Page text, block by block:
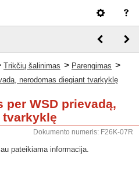
Trikčių šalinimas > Parengimas >
nerodomas diegiant tvarkyklę
WSD prievadą,
tvarkyklę
Dokumento numeris: F26K-07R
pateikiama informacija.